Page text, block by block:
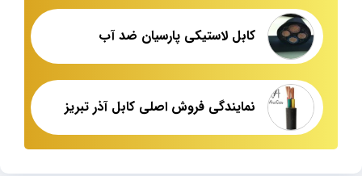
کابل لاستیکی پارسیان ضد آب
نمایندگی فروش اصلی کابل آذر تبریز